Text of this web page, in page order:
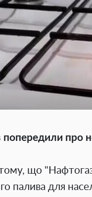
попередили про
що "Нафтогаз
палива для